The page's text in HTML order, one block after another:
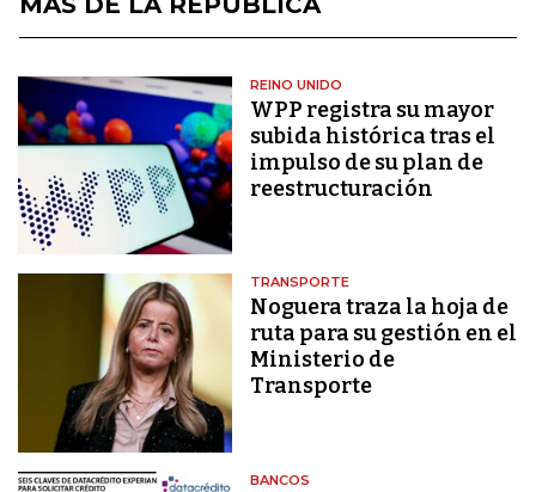
REINO UNIDO
WPP registra su mayor
subida histórica tras el
impulso de su plan de
reestructuración
TRANSPORTE
Noguera traza la hoja de
ruta para su gestión en el
Ministerio de
Transporte
BANCOS